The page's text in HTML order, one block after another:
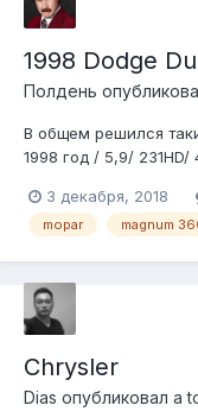
1998 Dodge
Полдень
В общем решился
1998 год / 5,9/
дизельный Прадо -
Додж пока поставили
3 декабря, 2018
mopar magnum
Chrysler
Dias опубликовал a